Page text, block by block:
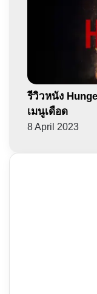
รีวิวหนัง
เมนูเดือด
8 April 2023